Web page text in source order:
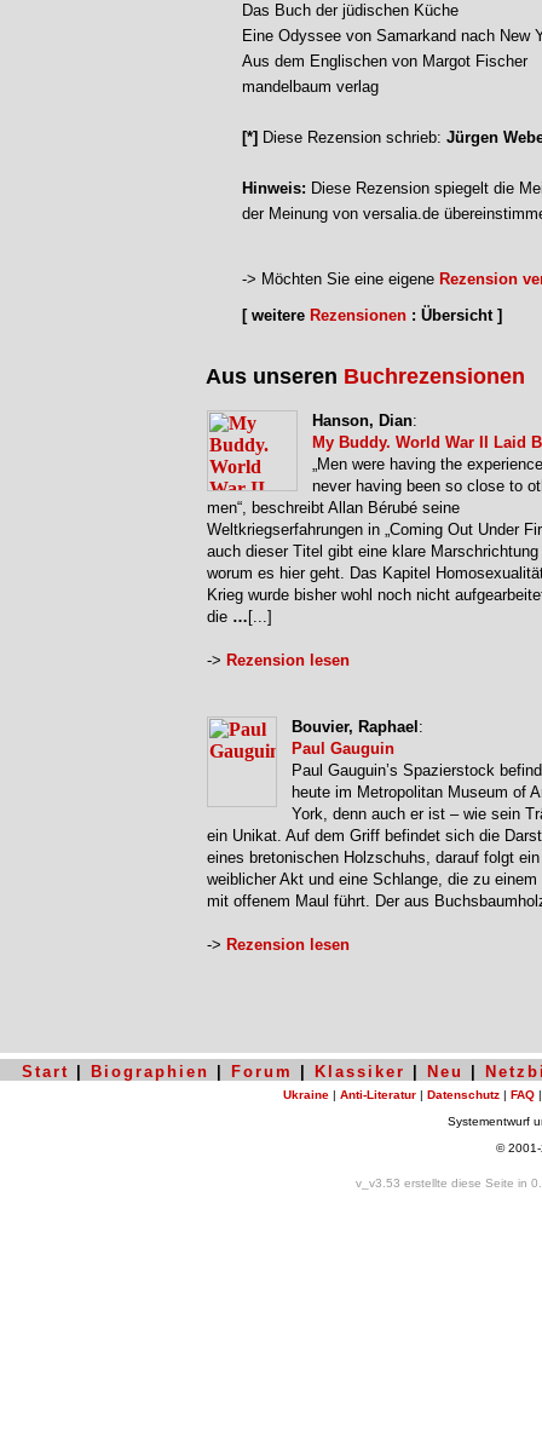
Das Buch der jüdischen Küche
Eine Odyssee von Samarkand nach New
Aus dem Englischen von Margot Fischer
mandelbaum verlag
[*] Diese Rezension schrieb: Jürgen
Hinweis: Diese Rezension spiegelt die
der Meinung von versalia.de
-> Möchten Sie eine eigene Rezension
[ weitere Rezensionen : Übersicht ]
Aus unseren Buchrezensionen
Hanson, Dian:
My Buddy. World War II Laid
„Men were having the
never having been so close to
men“, beschreibt Allan Bérubé seine
Weltkriegserfahrungen in „Coming Out Under
auch dieser Titel gibt eine klare Marschrichtung
worum es hier geht. Das Kapitel
Krieg wurde bisher wohl noch nicht
die … [...]
-> Rezension lesen
Bouvier, Raphael :
Paul Gauguin
Paul Gauguin’s Spazierstock
heute im Metropolitan Museum of
York, denn auch er ist – wie sein
ein Unikat. Auf dem Griff befindet sich die
eines bretonischen Holzschuhs, darauf folgt ein
weiblicher Akt und eine Schlange, die zu einem
mit offenem Maul führt. Der aus
-> Rezension lesen
Start Biographien Forum Klassiker Neu
Ukraine | Anti-Literatur | Datenschutz | FAQ
Systementwurf
©
v_v3.53 erstellte diese Seite in